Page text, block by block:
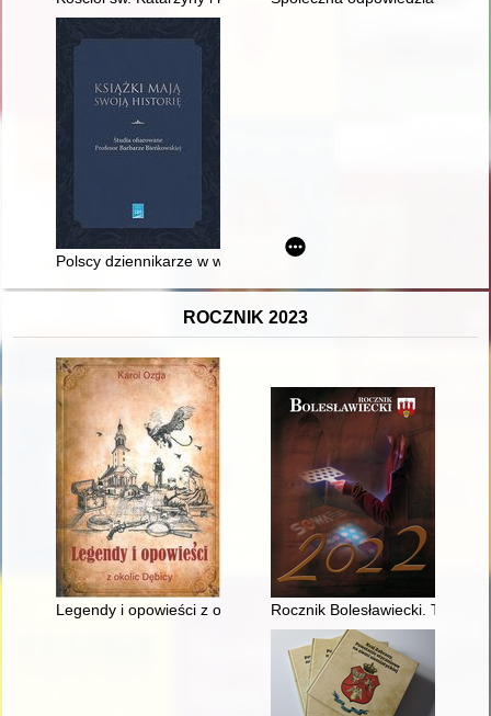
Polscy dziennikarze w wisłoujskiej twierdzy w drugiej połowie
ROCZNIK 2023
Legendy i opowieści z okolic DębicyRocznik Bolesławiecki. T. 15